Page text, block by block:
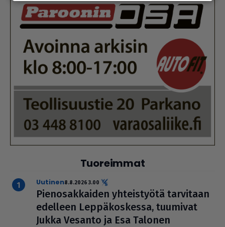
Tuoreimmat
uutinen8.8.2026 3.00
Pie­no­sak­kai­den yhteis­työtä tarvitaan
edelleen Lep­pä­kos­kessa, tuumivat
Jukka Vesanto ja Esa Talonen